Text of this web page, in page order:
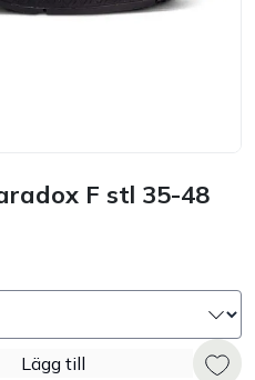
F stl 35-48
Lägg till